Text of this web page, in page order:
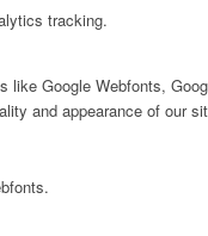
tracking.
like Google Webfonts,
and appearance of our